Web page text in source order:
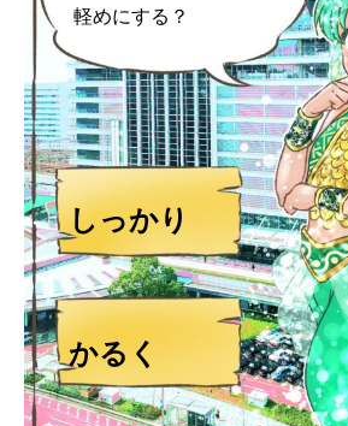
軽めにする？
しっかり
かるく